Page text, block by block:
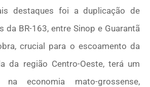
destaques foi a duplicação de
da BR-163, entre Sinop e Guarantã
crucial para o escoamento da
da região Centro-Oeste, terá um
economia mato-grossense,